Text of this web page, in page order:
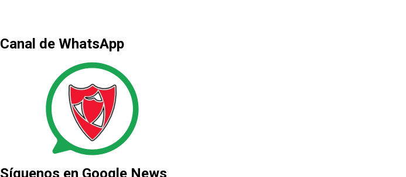
Canal de WhatsApp
Síguenos en Google News